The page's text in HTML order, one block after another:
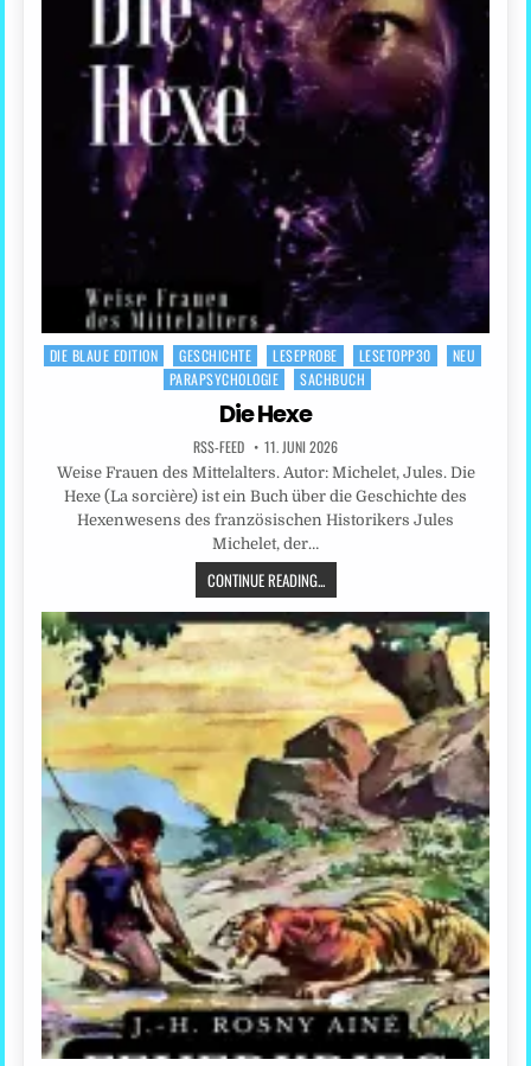
Posted
DIE BLAUE EDITION GESCHICHTE LESEPROBE LESETOPP30
NEU
PARAPSYCHOLOGIE
SACHBUCH
Die Hexe
RSS-FEED 11. JUNI 2026
Weise Frauen des Mittelalters. Autor: Michelet, Jules. Die
Hexe (La sorcière) ist ein Buch über die Geschichte des
Hexenwesens des französischen Historikers Jules
Michelet, der…
CONTINUE READING...